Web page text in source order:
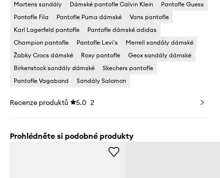
Martens sandály
Dámské pantofle Calvin Klein
Pantofle Guess
Pantofle Fila
Pantofle Puma dámské
Vans pantofle
Karl Lagerfeld pantofle
Pantofle dámské adidas
Champion pantofle
Pantofle Levi's
Merrell sandály dámské
Žabky Crocs dámské
Roxy pantofle
Geox sandály dámské
Birkenstock sandály dámské
Skechers pantofle
Pantofle Vagabond
Sandály Salomon
Recenze produktů 5.0 2
Prohlédněte si podobné produkty